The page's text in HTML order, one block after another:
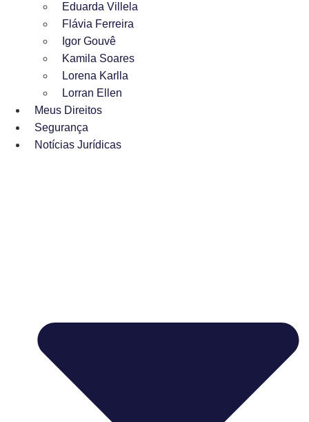
Eduarda Villela
Flávia Ferreira
Igor Gouvê
Kamila Soares
Lorena Karlla
Lorran Ellen
Meus Direitos
Segurança
Notícias Jurídicas